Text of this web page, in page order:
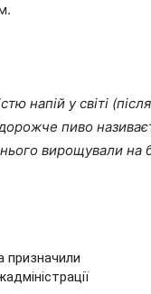
напій у світі
пиво
вирощували на
призначили